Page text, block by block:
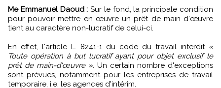
Me Emmanuel Daoud : Sur le fond, la principale condition
pour pouvoir mettre en œuvre un prêt de main d'œuvre
tient au caractère non-lucratif de celui-ci.
En effet, l'article L. 8241-1 du code du travail interdit «
Toute opération à but lucratif ayant pour objet exclusif le
prêt de main-d'œuvre » . Un certain nombre d'exceptions
sont prévues, notamment pour les entreprises de travail
temporaire, i.e. les agences d'intérim.